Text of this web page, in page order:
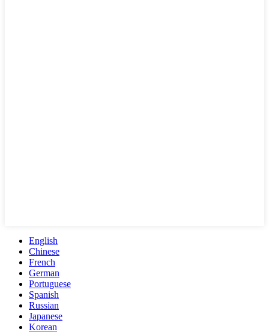
English
Chinese
French
German
Portuguese
Spanish
Russian
Japanese
Korean